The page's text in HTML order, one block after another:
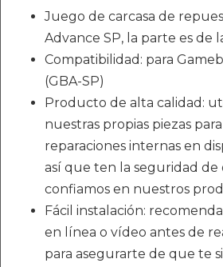
Juego de carcasa de
Advance SP, la parte es de
Compatibilidad: para
(GBA-SP)
Producto de alta calidad:
nuestras propias piezas
reparaciones internas en
así que ten la seguridad
confiamos en nuestros
Fácil instalación:
en línea o vídeo antes de
para asegurarte de que te